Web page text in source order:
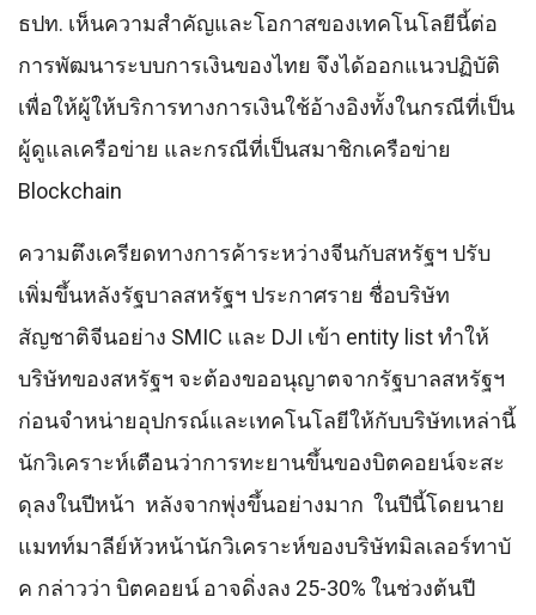
ธปท. เห็นความสําคัญและโอกาสของเทคโนโลยีนี้ต่อ
การพัฒนาระบบการเงินของไทย จึงได้ออกแนวปฏิบัติ
เพื่อให้ผู้ให้บริการทางการเงินใช้อ้างอิงทั้งในกรณีที่เป็น
ผู้ดูแลเครือข่าย และกรณีที่เป็นสมาชิกเครือข่าย
Blockchain
ความตึงเครียดทางการค้าระหว่างจีนกับสหรัฐฯ ปรับ
เพิ่มขึ้นหลังรัฐบาลสหรัฐฯ ประกาศราย ชื่อบริษัท
สัญชาติจีนอย่าง SMIC และ DJI เข้า entity list ทําให้
บริษัทของสหรัฐฯ จะต้องขออนุญาตจากรัฐบาลสหรัฐฯ
ก่อนจําหน่ายอุปกรณ์และเทคโนโลยีให้กับบริษัทเหล่านี้
นักวิเคราะห์เตือนว่าการทะยานขึ้นของบิตคอยน์จะสะ
ดุลงในปีหน้า หลังจากพุ่งขึ้นอย่างมาก ในปีนี้โดยนาย
แมทท์มาลีย์หัวหน้านักวิเคราะห์ของบริษัทมิลเลอร์ทาบั
ค กล่าวว่า บิตคอยน์ อาจดิ่งลง 25-30% ในช่วงต้นปี